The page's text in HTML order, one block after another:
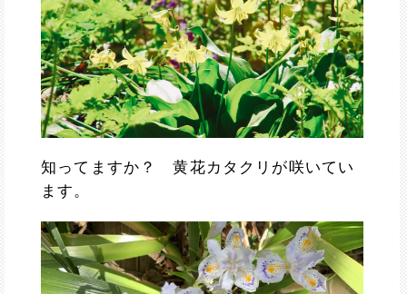
知ってますか？ 黄花カタクリが咲いてい
ます。